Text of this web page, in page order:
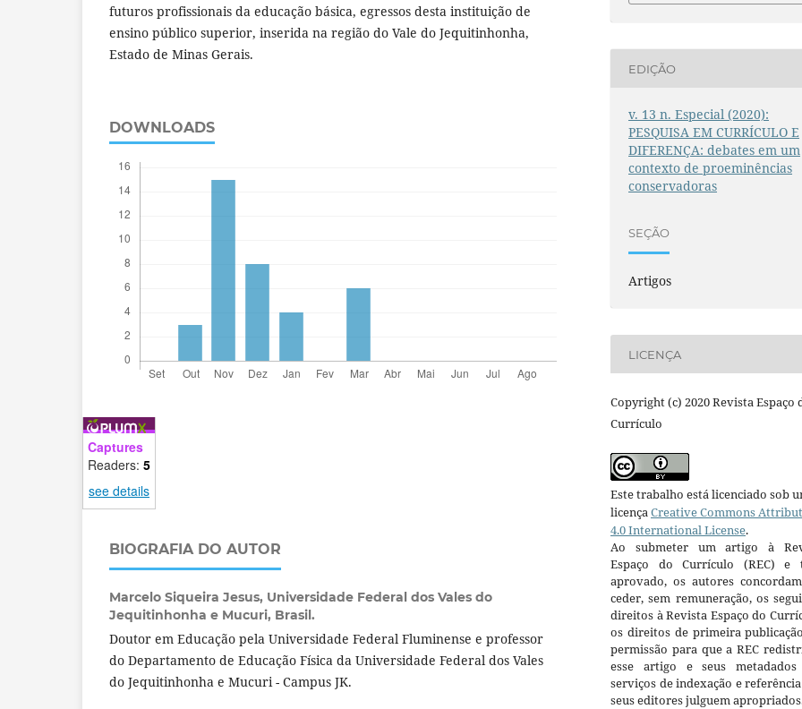
futuros profissionais da educação básica, egressos desta instituição de
ensino público superior, inserida na região do Vale do Jequitinhonha,
Estado de Minas Gerais.
DOWNLOADS
Captures
Readers: 5
see details
BIOGRAFIA DO AUTOR
Marcelo Siqueira Jesus, Universidade Federal dos Vales do
Jequitinhonha e Mucuri, Brasil.
Doutor em Educação pela Universidade Federal Fluminense e professor
do Departamento de Educação Física da Universidade Federal dos Vales
do Jequitinhonha e Mucuri - Campus JK.
EDIÇÃO
v. 13 n. Especial (2020):
PESQUISA EM CURRÍCULO E
DIFERENÇA: debates em um
contexto de proeminências
conservadoras
SEÇÃO
Artigos
LICENÇA
Copyright (c) 2020 Revista Espaço
Currículo
Este trabalho está licenciado sob
licença Creative Commons
4.0 International License.
Ao submeter um artigo à
Espaço do Currículo (REC) e
aprovado, os autores
ceder, sem remuneração, os
direitos à Revista Espaço do
os direitos de primeira
permissão para que a REC
esse artigo e seus metadados
serviços de indexação e
seus editores julguem